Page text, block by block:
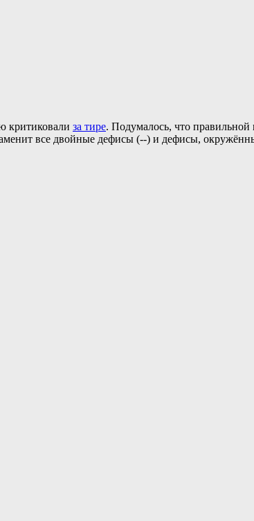
критиковали за тире. Подумалось, что
все двойные дефисы (--) и дефисы,